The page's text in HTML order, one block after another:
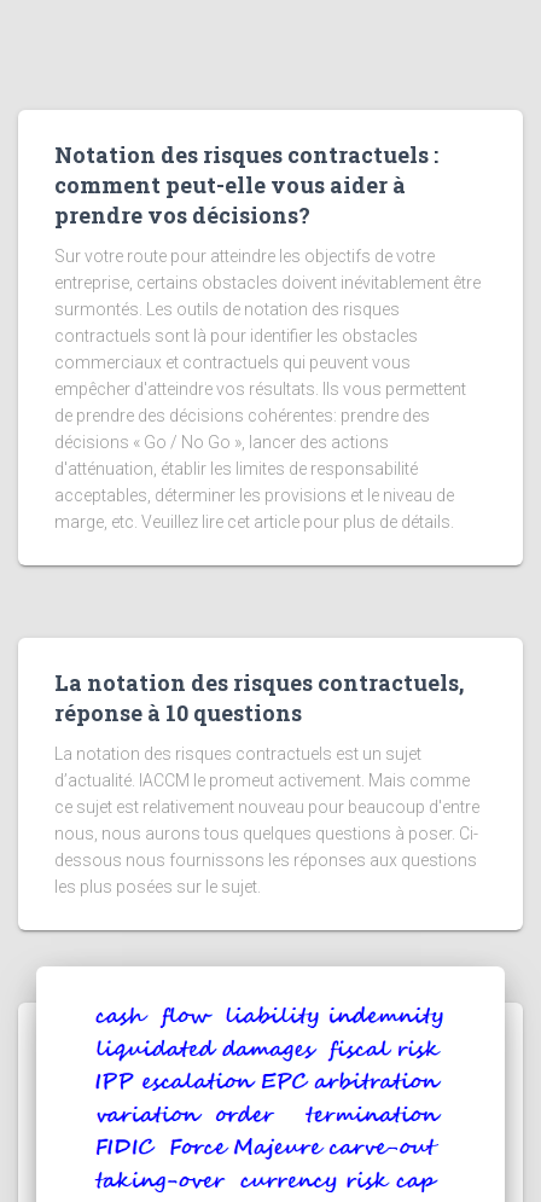
Notation des risques contractuels :
comment peut-elle vous aider à
prendre vos décisions?
Sur votre route pour atteindre les objectifs de votre
entreprise, certains obstacles doivent inévitablement être
surmontés. Les outils de notation des risques
contractuels sont là pour identifier les obstacles
commerciaux et contractuels qui peuvent vous
empêcher d'atteindre vos résultats. Ils vous permettent
de prendre des décisions cohérentes: prendre des
décisions « Go / No Go », lancer des actions
d'atténuation, établir les limites de responsabilité
acceptables, déterminer les provisions et le niveau de
marge, etc. Veuillez lire cet article pour plus de détails.
La notation des risques contractuels,
réponse à 10 questions
La notation des risques contractuels est un sujet
d’actualité. IACCM le promeut activement. Mais comme
ce sujet est relativement nouveau pour beaucoup d'entre
nous, nous aurons tous quelques questions à poser. Ci-
dessous nous fournissons les réponses aux questions
les plus posées sur le sujet.